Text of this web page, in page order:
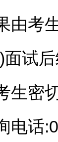
由考
后
生密
话